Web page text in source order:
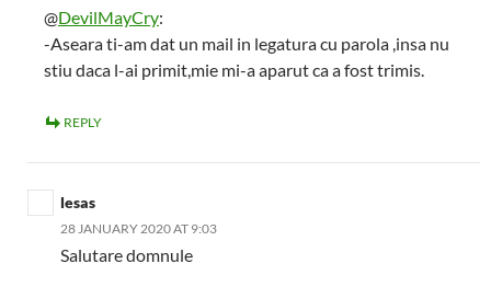
@DevilMayCry:
-Aseara ti-am dat un mail in legatura cu parola ,insa nu
stiu daca l-ai primit,mie mi-a aparut ca a fost trimis.
REPLY
lesas
28 JANUARY 2020 AT 9:03
Salutare domnule